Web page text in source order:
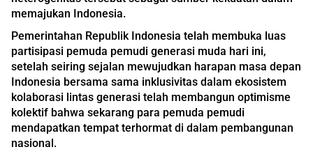
memajukan Indonesia.
Pemerintahan Republik Indonesia telah membuka luas
partisipasi pemuda pemudi generasi muda hari ini,
setelah seiring sejalan mewujudkan harapan masa depan
Indonesia bersama sama inklusivitas dalam ekosistem
kolaborasi lintas generasi telah membangun optimisme
kolektif bahwa sekarang para pemuda pemudi
mendapatkan tempat terhormat di dalam pembangunan
nasional.